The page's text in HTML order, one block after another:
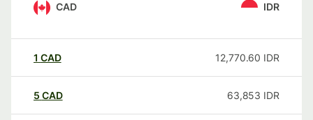
CAD IDR
1 CAD 12,770.60 IDR
5 CAD 63,853 IDR